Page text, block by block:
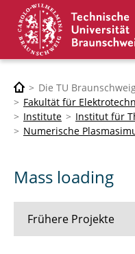
Die TU
Fakultät für
Institute
Institut für
Numerische
Mass loading
Frühere Projekte